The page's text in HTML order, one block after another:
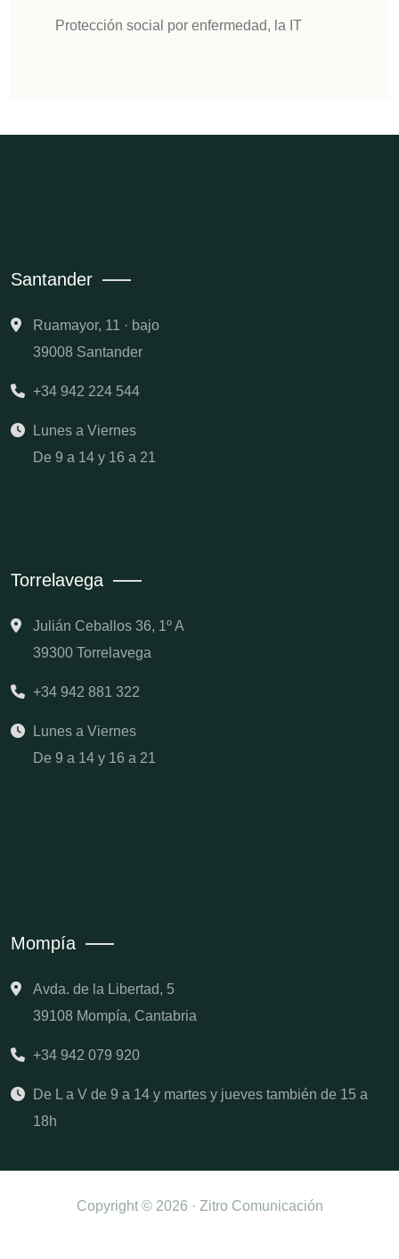
Protección social por enfermedad, la IT
Santander
Ruamayor, 11 · bajo
39008 Santander
+34 942 224 544
Lunes a Viernes
De 9 a 14 y 16 a 21
Torrelavega
Julián Ceballos 36, 1º A
39300 Torrelavega
+34 942 881 322
Lunes a Viernes
De 9 a 14 y 16 a 21
Mompía
Avda. de la Libertad, 5
39108 Mompía, Cantabria
+34 942 079 920
De L a V de 9 a 14 y martes y jueves también de 15 a
18h
Copyright © 2026 · Zitro Comunicación